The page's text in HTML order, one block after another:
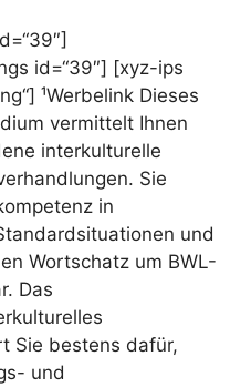
id=“39″] [xyz-ips
¹Werbelink Dieses
vermittelt Ihnen
interkulturelle
Sie
in
und
Wortschatz um BWL-
Das
Sie bestens dafür,
und